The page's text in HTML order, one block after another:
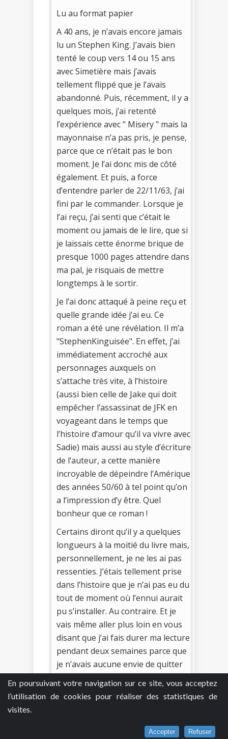
En poursuivant votre navigation sur ce site, vous acceptez
l’utilisation de cookies pour réaliser des statistiques de
visites.
Accepter Refuser
Lu au format papier
A 40 ans, je n’avais encore jamais
lu un Stephen King. J’avais bien
tenté le coup vers 14 ou 15 ans
avec Simetière mais j’avais
tellement flippé que je l’avais
abandonné. Puis, récemment, il y a
quelques mois, j’ai retenté
l’expérience avec " Misery " mais la
mayonnaise n’a pas pris, je pense,
parce que ce n’était pas le bon
moment. Je l’ai donc mis de côté
également. Et puis, a force
d’entendre parler de 22/11/63, j’ai
fini par le commander. Lorsque je
l’ai reçu, j’ai senti que c’était le
moment ou jamais de le lire, que si
je laissais cette énorme brique de
presque 1000 pages attendre dans
ma pal, je risquais de mettre
longtemps à le sortir.
Je l’ai donc attaqué à peine reçu et
quelle grande idée j’ai eu. Ce
roman a été une révélation. Il m’a
"StephenKinguisée". En effet, j’ai
immédiatement accroché aux
personnages auxquels on
s’attache très vite, à l’histoire
(aussi bien celle de Jake qui doit
empêcher l’assassinat de JFK en
voyageant dans le temps que
l’histoire d’amour qu’il va vivre avec
Sadie) mais aussi au style d’écriture
de l’auteur, a cette manière
incroyable de dépeindre l’Amérique
des années 50/60 à tel point qu’on
a l’impression d’y être. Quel
bonheur que ce roman !
Certains diront qu’il y a quelques
longueurs à la moitié du livre mais,
personnellement, je ne les ai pas
ressenties. J’étais tellement prise
dans l’histoire que je n’ai pas eu du
tout de moment où l’ennui aurait
pu s’installer. Au contraire. Et je
vais même aller plus loin en vous
disant que j’ai fais durer ma lecture
pendant deux semaines parce que
je n’avais aucune envie de quitter
ce roman et ses personnages. Si
Stephen King ne figurait pas
jusqu’à présent parmi mes auteurs
devenir incontournable pour moi.